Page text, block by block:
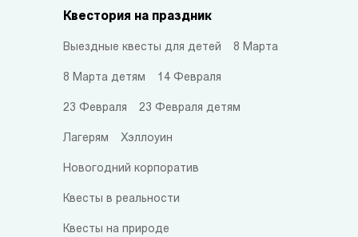
Квестория на праздник
Выездные квесты для детей 8 Марта
8 Марта детям 14 Февраля
23 Февраля 23 Февраля детям
Лагерям Хэллоуин
Новогодний корпоратив
Квесты в реальности
Квесты на природе